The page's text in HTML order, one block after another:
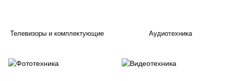
Телевизоры и комплектующие Аудиотехника